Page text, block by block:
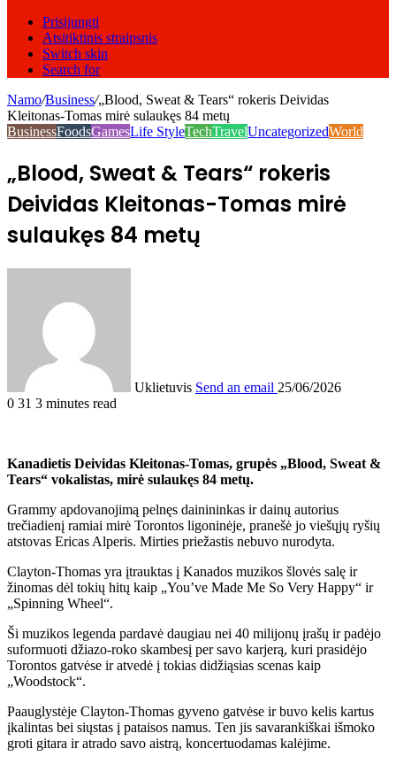
Prisijungti
Atsitiktinis straipsnis
Switch skin
Search for
Namo/Business/„Blood, Sweat & Tears“ rokeris Deividas
Kleitonas-Tomas mirė sulaukęs 84 metų
BusinessFoodsGamesLife StyleTechTravelUncategorizedWorld
„Blood, Sweat & Tears“ rokeris
Deividas Kleitonas-Tomas mirė
sulaukęs 84 metų
Uklietuvis Send an email 25/06/2026
0 31 3 minutes read
Kanadietis Deividas Kleitonas-Tomas, grupės „Blood, Sweat &
Tears“ vokalistas, mirė sulaukęs 84 metų.
Grammy apdovanojimą pelnęs dainininkas ir dainų autorius
trečiadienį ramiai mirė Torontos ligoninėje, pranešė jo viešųjų ryšių
atstovas Ericas Alperis. Mirties priežastis nebuvo nurodyta.
Clayton-Thomas yra įtrauktas į Kanados muzikos šlovės salę ir
žinomas dėl tokių hitų kaip „You’ve Made Me So Very Happy“ ir
„Spinning Wheel“.
Ši muzikos legenda pardavė daugiau nei 40 milijonų įrašų ir padėjo
suformuoti džiazo-roko skambesį per savo karjerą, kuri prasidėjo
Torontos gatvėse ir atvedė į tokias didžiąsias scenas kaip
„Woodstock“.
Paauglystėje Clayton-Thomas gyveno gatvėse ir buvo kelis kartus
įkalintas bei siųstas į pataisos namus. Ten jis savarankiškai išmoko
groti gitara ir atrado savo aistrą, koncertuodamas kalėjime.